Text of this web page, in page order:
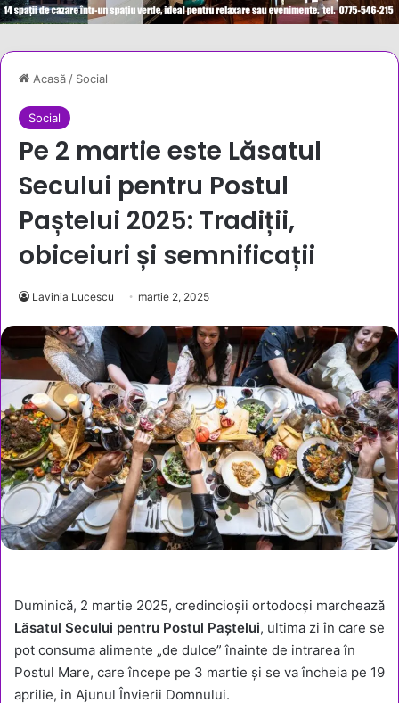
Acasă/ Social
Social
Pe 2 martie este Lăsatul
Secului pentru Postul
Paștelui 2025: Tradiții,
obiceiuri și semnificații
Lavinia Lucescu martie 2, 2025
Duminică, 2 martie 2025, credincioșii ortodocși marchează
Lăsatul Secului pentru Postul Paștelui, ultima zi în care se
pot consuma alimente „de dulce” înainte de intrarea în
Postul Mare, care începe pe 3 martie și se va încheia pe 19
aprilie, în Ajunul Învierii Domnului.